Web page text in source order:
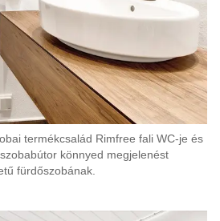
termékcsalád Rimfree fali WC-je és
könnyed megjelenést
fürdőszobának.